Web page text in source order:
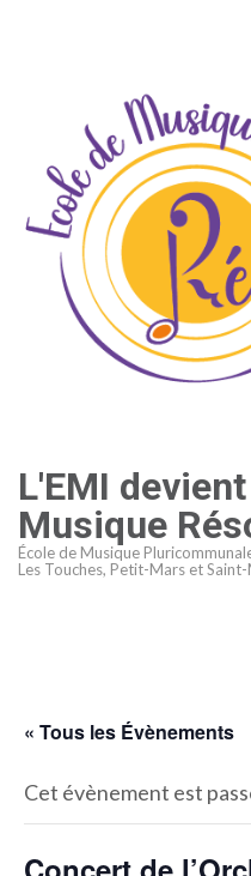
L'EMI
Musique
École de Musique
Les Touches, Petit-Mars et
« Tous les Évènements
Cet évènement est